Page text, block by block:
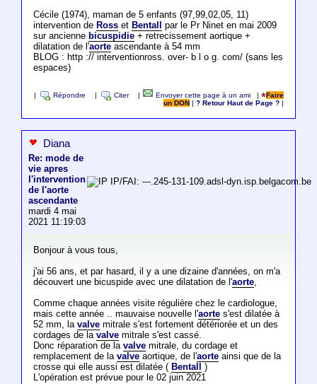
Cécile (1974), maman de 5 enfants (97,99,02,05, 11)
intervention de Rosset Bentall
par le Pr Ninet en mai 2009
sur ancienne bicuspidie+ retrecissement aortique +
dilatation de l'aorteascendante à 54 mm
BLOG : http :// interventionross. over- b l o g. com/ (sans les
espaces)
Répondre Citer Envoyer cette page à un ami |
Faire
un DON
|? Retour Haut de Page ?
Diana
Re: mode de
vie apres
l'intervention
de l'aorte
ascendante
mardi 4 mai
2021 11:19:03
IP/FAI: ---.245-131-109.adsl-dyn.isp.belgacom.be
Bonjour à vous tous,
j'ai 56 ans, et par hasard, il y a une dizaine d'années, on m'a
découvert une bicuspide avec une dilatation de l'aorte,
Comme chaque années visite régulière chez le cardiologue,
mais cette année .. mauvaise nouvelle l'aortes'est dilatée à
52 mm, la valvemitrale s'est fortement détériorée et un des
cordages de la valvemitrale s'est cassé.
Donc réparation de la valvemitrale, du cordage et
remplacement de la valveaortique, de l'aorteainsi que de la
crosse qui elle aussi est dilatée ( Bentall
)
L'opération est prévue pour le 02 juin 2021